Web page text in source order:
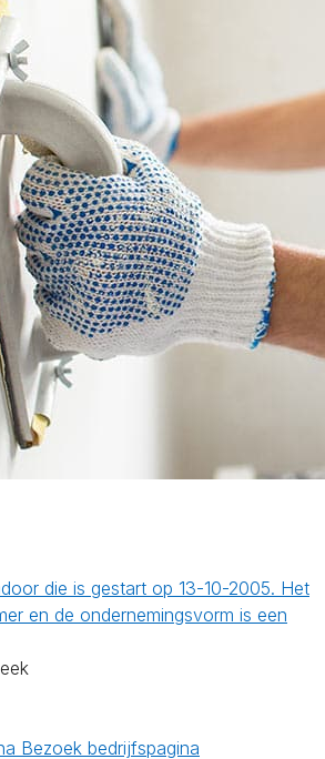
die is gestart op 13-10-2005. Het
en de ondernemingsvorm is een
Bezoek bedrijfspagina